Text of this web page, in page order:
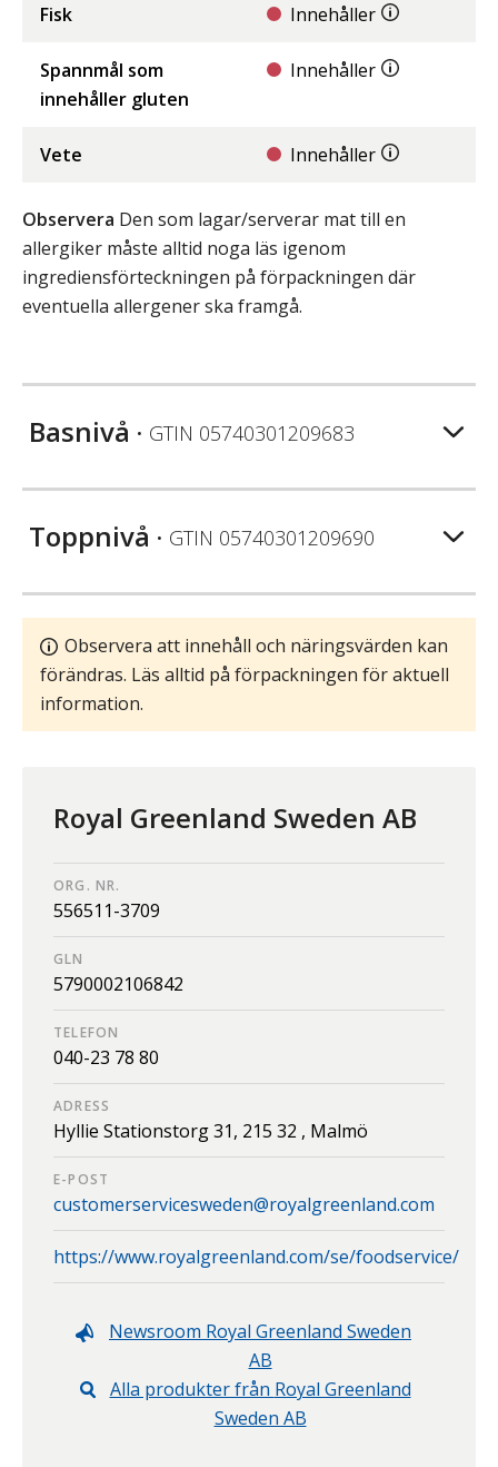
Fisk Innehåller
Spannmål som
innehåller gluten
Innehåller
Vete Innehåller
Observera Den som lagar/serverar mat till en
allergiker måste alltid noga läs igenom
ingrediensförteckningen på förpackningen där
eventuella allergener ska framgå.
Basnivå • GTIN 05740301209683
Toppnivå • GTIN 05740301209690
Observera att innehåll och näringsvärden kan
förändras. Läs alltid på förpackningen för aktuell
information.
Royal Greenland Sweden AB
ORG. NR.
556511-3709
GLN
5790002106842
TELEFON
040-23 78 80
ADRESS
Hyllie Stationstorg 31, 215 32 , Malmö
E-POST
customerservicesweden@royalgreenland.com
https://www.royalgreenland.com/se/foodservice/
Newsroom Royal Greenland Sweden
AB
Alla produkter från Royal Greenland
Sweden AB